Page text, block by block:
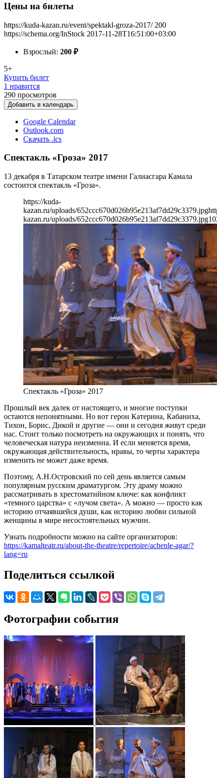
Цены на билеты
https://kuda-kazan.ru/event/spektakl-groza-2017/ 200
https://schema.org/InStock 2017-11-28T16:51:00+03:00
Взрослый: 200 ₽
5+
Купить билет
1 нравится
290 просмотров
Добавить в календарь
Google Calendar
Outlook.com
Скачать .ics
Спектакль «Гроза» 2017
13 декабря в Татарском театре имени Галиасгара Камала
состоится спектакль «Гроза».
https://kuda-
kazan.ru/uploads/652ccc670d026b95e213af7dd29c3379.jpg
kazan.ru/uploads/652ccc670d026b95e213af7dd29c3379.jpg
Спектакль «Гроза» 2017
Прошлый век далек от настоящего, и многие поступки
остаются непонятными. Но вот герои Катерина, Кабаниха,
Тихон, Борис, Дикой и другие — они и сегодня живут среди
нас. Стоит только посмотреть на окружающих и понять, что
человеческая натура неизменна. И если меняется время,
окружающая действительность, нравы, то черты характера
изменить не может даже время.
Поэтому, А.Н.Островский по сей день является самым
популярным русским драматургом. Эту драму можно
рассматривать в хрестоматийном ключе: как конфликт
«темного царства» с «лучом света». А можно — просто как
историю отчаявшейся души, как историю любви сильной
женщины в мире несостоятельных мужчин.
Узнать подробности можно на сайте организаторов:
https://kamalteatr.ru/about-the-theatre/repertoire/achenle-agar/?
lang=ru
Поделиться ссылкой
Фотографии события